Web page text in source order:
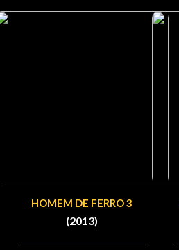
HOMEM DE FERRO 3
(2013)